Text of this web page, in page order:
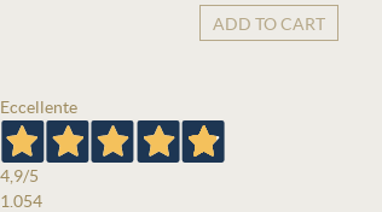
ADD TO CART
Eccellente
4,9/5
1.054